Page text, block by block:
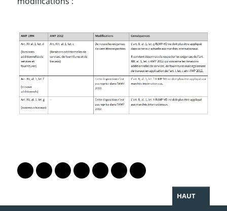
Lien vers le profil Mastodon
Lien vers le profil Bluesky
Lien vers le profil Instagram
Lien vers le profil Linkedin
Lien vers le profil Facebook
Lien vers le profil Twitter
Partager par WhatsApp
HAUT